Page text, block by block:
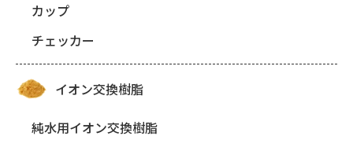
カップ
チェッカー
イオン交換樹脂
純水用イオン交換樹脂